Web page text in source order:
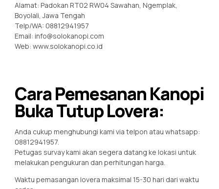
Alamat: Padokan RT02 RW04 Sawahan, Ngemplak,
Boyolali, Jawa Tengah
Telp/WA: 08812941957
Email: info@solokanopi.com
Web: www.solokanopi.co.id
Cara Pemesanan Kanopi
Buka Tutup Lovera:
Anda cukup menghubungi kami via telpon atau whatsapp:
08812941957.
Petugas survay kami akan segera datang ke lokasi untuk
melakukan pengukuran dan perhitungan harga.
Waktu pemasangan lovera maksimal 15-30 hari dari waktu